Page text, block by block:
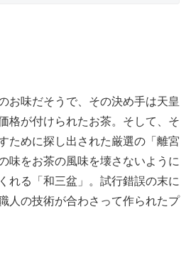
お味だそうで、その決め手は天皇
格が付けられたお茶。そして、そ
ために探し出された厳選の「離宮
味をお茶の風味を壊さないように
れる「和三盆」。試行錯誤の末に
人の技術が合わさって作られたプ